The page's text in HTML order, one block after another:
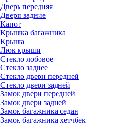
Дверь передняя
Двери задние
Капот
Крышка багажника
Крыша
Люк крыши
Стекло лобовое
Стекло заднее
Стекло двери передней
Стекло двери задней
Замок двери передней
Замок двери задней
Замок багажника седан
Замок багажника хетчбек